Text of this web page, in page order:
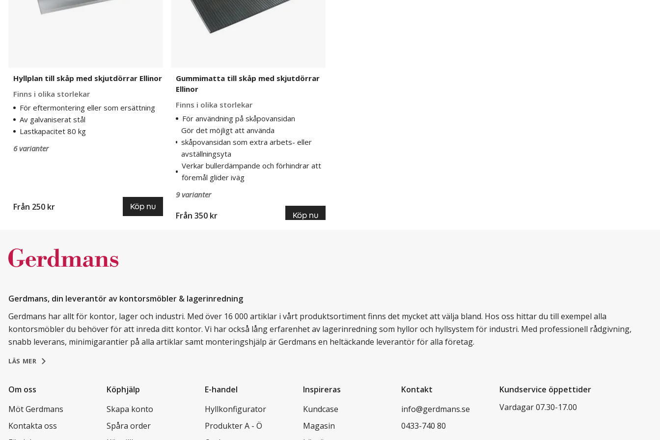
Hyllplan till skåp med skjutdörrar Ellinor
Finns i olika storlekar
För eftermontering eller som ersättning
Av galvaniserat stål
Lastkapacitet 80 kg
6 varianter
Från 250 kr Köp nu
Gummimatta till skåp med skjutdörrar
Ellinor
Finns i olika storlekar
För användning på skåpovansidan
Gör det möjligt att använda
skåpovansidan som extra arbets- eller
avställningsyta
Verkar bullerdämpande och förhindrar att
föremål glider iväg
9 varianter
Från 350 kr Köp nu
Gerdmans, din leverantör av kontorsmöbler & lagerinredning
Gerdmans har allt för kontor, lager och industri. Med över 16 000 artiklar i vårt produktsortiment finns det mycket att välja bland. Hos oss hittar du till exempel alla
kontorsmöbler du behöver för att inreda ditt kontor. Vi har också lång erfarenhet av lagerinredning som hyllor och hyllsystem för industri. Med professionell rådgivning,
snabb leverans, minimigarantier på alla artiklar samt monteringshjälp är Gerdmans en heltäckande leverantör för alla företag.
LÄS MER
Om oss
Möt Gerdmans
Kontakta oss
Köphjälp
Skapa konto
Spåra order
E-handel
Hyllkonfigurator
Produkter A - Ö
Inspireras
Kundcase
Magasin
Kontakt
info@gerdmans.se
0433-740 80
Kundservice öppettider
Vardagar 07.30-17.00